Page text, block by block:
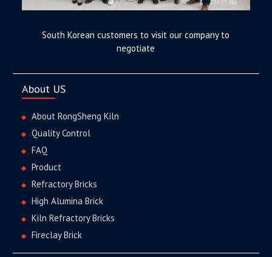
South Korean customers to visit our company to
negotiate
About US
About RongSheng Kiln
Quality Control
FAQ
Product
Refractory Bricks
High Alumina Brick
Kiln Refractory Bricks
Fireclay Brick